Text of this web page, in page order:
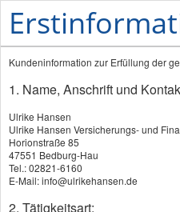
PRODUKTE
Autoversicherung
Kundeninformation zur Erfüllung der
1. Name, Anschrift und
Ulrike Hansen
Ulrike Hansen Versicherungs- und
Horionstraße 85
47551 Bedburg-Hau
Tel.: 02821-6160
E-Mail: info@ulrikehansen.de
2. Tätigkeitsart: